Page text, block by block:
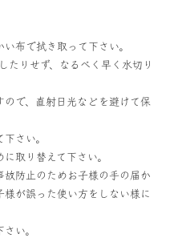
布で拭き取って下さい。
たりせず、なるべく早く水切り
ので、直射日光などを避けて保
さい。
取り替えて下さい。
故防止のためお子様の手の届か
が誤った使い方をしない様に
い。